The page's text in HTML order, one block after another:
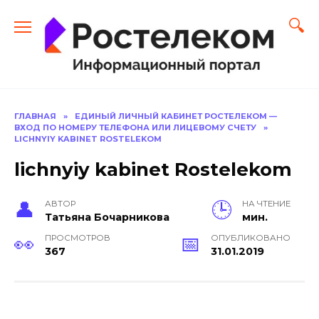
содержанию
ГЛАВНАЯ »
ЕДИНЫЙ ЛИЧНЫЙ КАБИНЕТ РОСТЕЛЕКОМ —
ВХОД ПО НОМЕРУ ТЕЛЕФОНА ИЛИ ЛИЦЕВОМУ СЧЕТУ
»
LICHNYIY KABINET ROSTELEKOM
lichnyiy kabinet Rostelekom
АВТОР
Тать­яна Бо­чар­ни­кова
НА ЧТЕНИЕ
мин.
ПРОСМОТРОВ
367
ОПУБЛИКОВАНО
31.01.2019